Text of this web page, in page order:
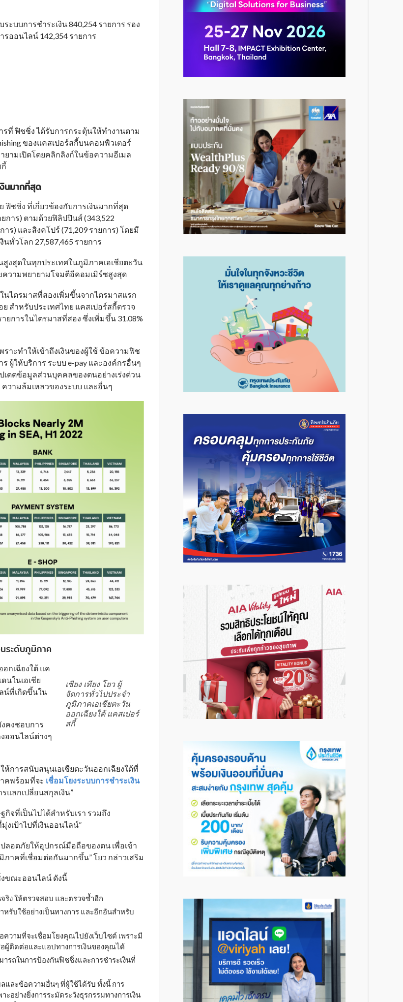
บบการชำระเงิน 840,254 รายการ รอง
ออนไลน์ 142,354 รายการ
ที่ ฟิชชิ่ง ได้รับการกระตุ้นให้ทำงานตาม
ของแคสเปอร์สกี้บนคอมพิวเตอร์
ามเปิดโดยคลิกลิงก์ในข้อความอีเมล
นมากที่สุด
ฟิชชิ่ง ที่เกี่ยวข้องกับการเงินมากที่สุด
การ) ตามด้วยฟิลิปปินส์ (343,522
าร) และสิงคโปร์ (71,209 รายการ) โดยมี
ทั่วโลก 27,587,465 รายการ
งสุดในทุกประเทศในภูมิภาคเอเชียตะวัน
ความพยายามโจมตีอีคอมเมิร์ซสูงสุด
นไตรมาสที่สองเพิ่มขึ้นจากไตรมาสแรก
สำหรับประเทศไทย แคสเปอร์สกี้ตรวจ
การในไตรมาสที่สอง ซึ่งเพิ่มขึ้น 31.08%
ะทำให้เข้าถึงเงินของผู้ใช้ ข้อความฟิช
ผู้ให้บริการ ระบบ e-pay และองค์กรอื่นๆ
ดตข้อมูลส่วนบุคคลของตนอย่างเร่งด่วน
วามล้มเหลวของระบบ และอื่นๆ
ระดับภูมิภาค
เซียง เทียง โยว ผู้
จัดการทั่วไปประจำ
ภูมิภาคเอเชียตะวัน
ออกเฉียงใต้ แคสเปอร์
สกี้
อกเฉียงใต้ แค
นในเอเชีย
น์ที่เกิดขึ้นใน
งคงชอบการ
ออนไลน์ต่างๆ
การสนับสนุนเอเชียตะวันออกเฉียงใต้ที่
คพร้อมที่จะ เชื่อมโยงระบบการชำระเงิน
แลกเปลี่ยนสกุลเงิน”
จที่เป็นไปได้สำหรับเรา รวมถึง
เป้าไปที่เงินออนไลน์”
ลอดภัยให้อุปกรณ์มือถือของตน เพื่อเข้า
าคที่เชื่อมต่อกันมากขึ้น” โยว กล่าวเสริม
ขณะออนไลน์ ดังนี้
ริง ให้ตรวจสอบ และตรวจซ้ำอีก
รับใช้อย่างเป็นทางการ และอีกอันสำหรับ
วามที่จะเชื่อมโยงคุณไปยังเว็บไซต์ เพราะมี
ผู้ติดต่อและแอปทางการเงินของคุณได้
รถในการป้องกันฟิชชิ่งและการชำระเงินที่
ละข้อความอื่นๆ ที่ผู้ใช้ได้รับ ทั้งนี้ การ
อย่างยิ่งการระมัดระวังธุรกรรมทางการเงิน